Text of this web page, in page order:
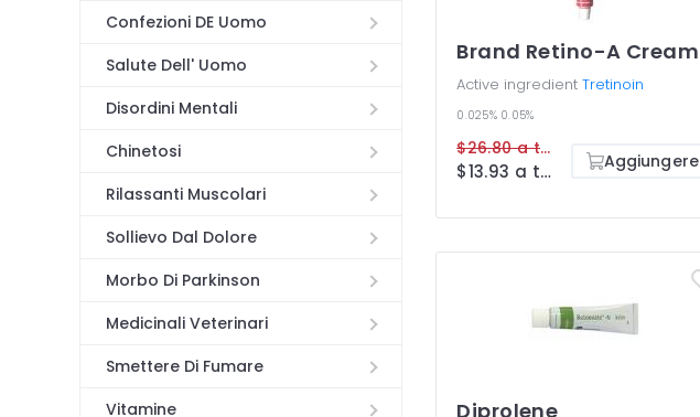
Confezioni DE Uomo
Salute Dell' Uomo
Disordini Mentali
Chinetosi
Rilassanti Muscolari
Sollievo Dal Dolore
Morbo Di Parkinson
Medicinali Veterinari
Smettere Di Fumare
Vitamine
Brand Retino-A Cream
Active ingredient Tretinoin
0.025% 0.05%
$26.80 a tube
$13.93 a tube Aggiungere
Diprolene